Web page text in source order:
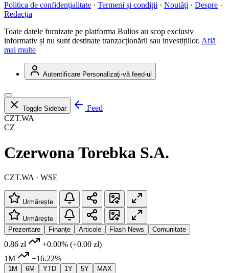
Politica de confidențialitate · Termeni și condiții · Noutăți · Despre ·
Redacția
Toate datele furnizate pe platforma Bulios au scop exclusiv
informativ și nu sunt destinate tranzacționării sau investițiilor. Află
mai multe
Autentificare Personalizați-vă feed-ul
Toggle Sidebar
Feed
CZT.WA
CZ
Czerwona Torebka S.A.
CZT.WA · WSE
Urmărește
Urmărește
Prezentare
Finanțe Articole Flash News Comunitate
0.86 zł +0.00% (+0.00 zł)
1M
+16.22%
1M 6M YTD 1Y 5Y MAX